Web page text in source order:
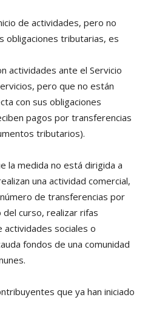
de actividades, pero no
obligaciones tributarias, es
actividades ante el Servicio
pero que no están
con sus obligaciones
pagos por transferencias
tributarios).
la medida no está dirigida a
una actividad comercial,
de transferencias por
curso, realizar rifas
actividades sociales o
fondos de una comunidad
que ya han iniciado